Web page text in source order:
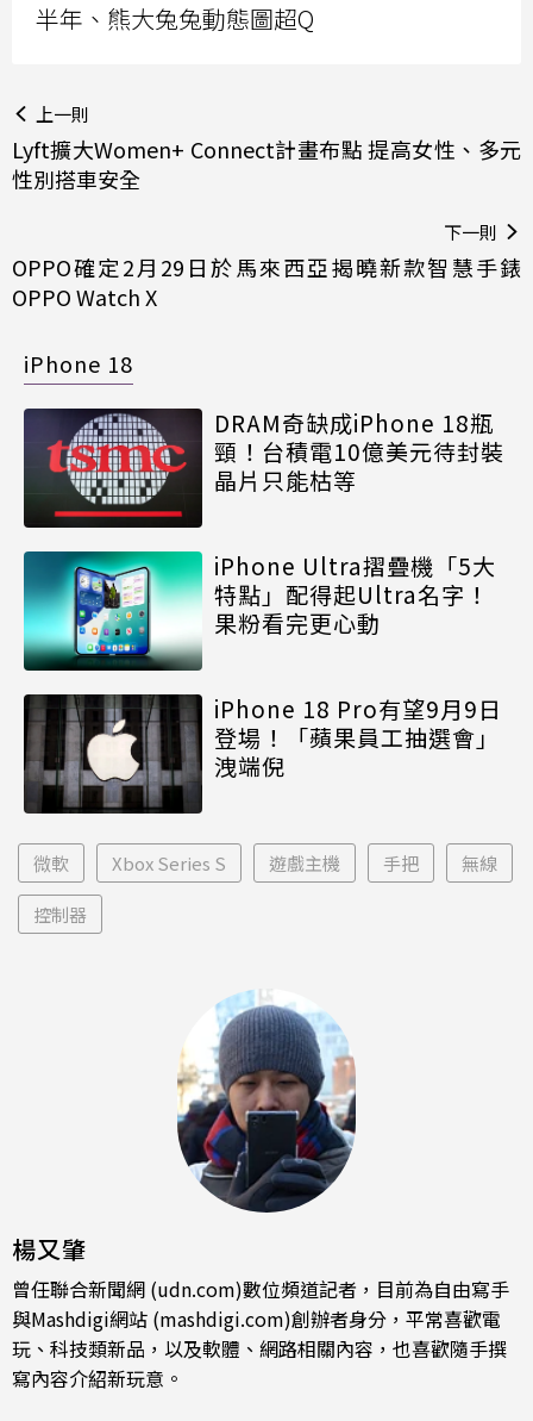
半年、熊大兔兔動態圖超Q
上一則
Lyft擴大Women+ Connect計畫布點 提高女性、多元
性別搭車安全
下一則
OPPO確定2月29日於馬來西亞揭曉新款智慧手錶
OPPO Watch X
iPhone 18
DRAM奇缺成iPhone 18瓶
頸！台積電10億美元待封裝
晶片只能枯等
iPhone Ultra摺疊機「5大
特點」配得起Ultra名字！
果粉看完更心動
iPhone 18 Pro有望9月9日
登場！「蘋果員工抽選會」
洩端倪
微軟 Xbox Series S 遊戲主機 手把 無線
控制器
楊又肇
曾任聯合新聞網 (udn.com)數位頻道記者，目前為自由寫手
與Mashdigi網站 (mashdigi.com)創辦者身分，平常喜歡電
玩、科技類新品，以及軟體、網路相關內容，也喜歡隨手撰
寫內容介紹新玩意。